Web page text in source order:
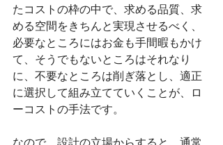
たコストの枠の中で、求める品質、求
める空間をきちんと実現させるべく、
必要なところにはお金も手間暇もかけ
て、そうでもないところはそれなり
に、不要なところは削ぎ落とし、適正
に選択して組み立てていくことが、ロ
ーコストの手法です。
なので、設計の立場からすると、通常